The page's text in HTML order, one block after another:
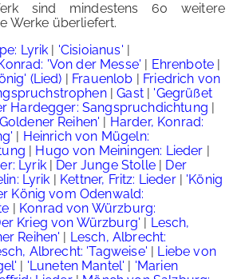
sind mindestens 60 weitere
Werke überliefert.
Lyrik | 'Cisioianus' |
'Von der Messe' | Ehrenbote |
(Lied) | Frauenlob | Friedrich von
|Gast| 'Gegrüßet
Hardegger: Sangspruchdichtung |
Reihen' | Harder, Konrad:
| Heinrich von Mügeln:
| Hugo von Meiningen: Lieder |
Lyrik| Der Junge Stolle| Der
Lyrik | Kettner, Fritz: Lieder| 'König
König vom Odenwald:
| Konrad von Würzburg:
Krieg von Würzburg' | Lesch,
Reihen' | Lesch, Albrecht:
Albrecht: 'Tagweise' | Liebe von
| 'Luneten Mantel' | 'Marien